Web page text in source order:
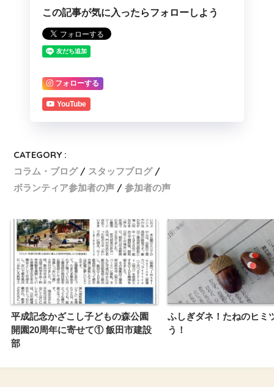
この記事が気に入ったらフォローしよう
フォローする
YouTube
CATEGORY :
コラム・ブログ
スタッフブログ
ボランティア参加者の声
参加者の声
平成記念かざこし子どもの森公園
開園20周年に寄せて① 飯田市建設
部
ふしぎダネ！たねのヒミ
う！